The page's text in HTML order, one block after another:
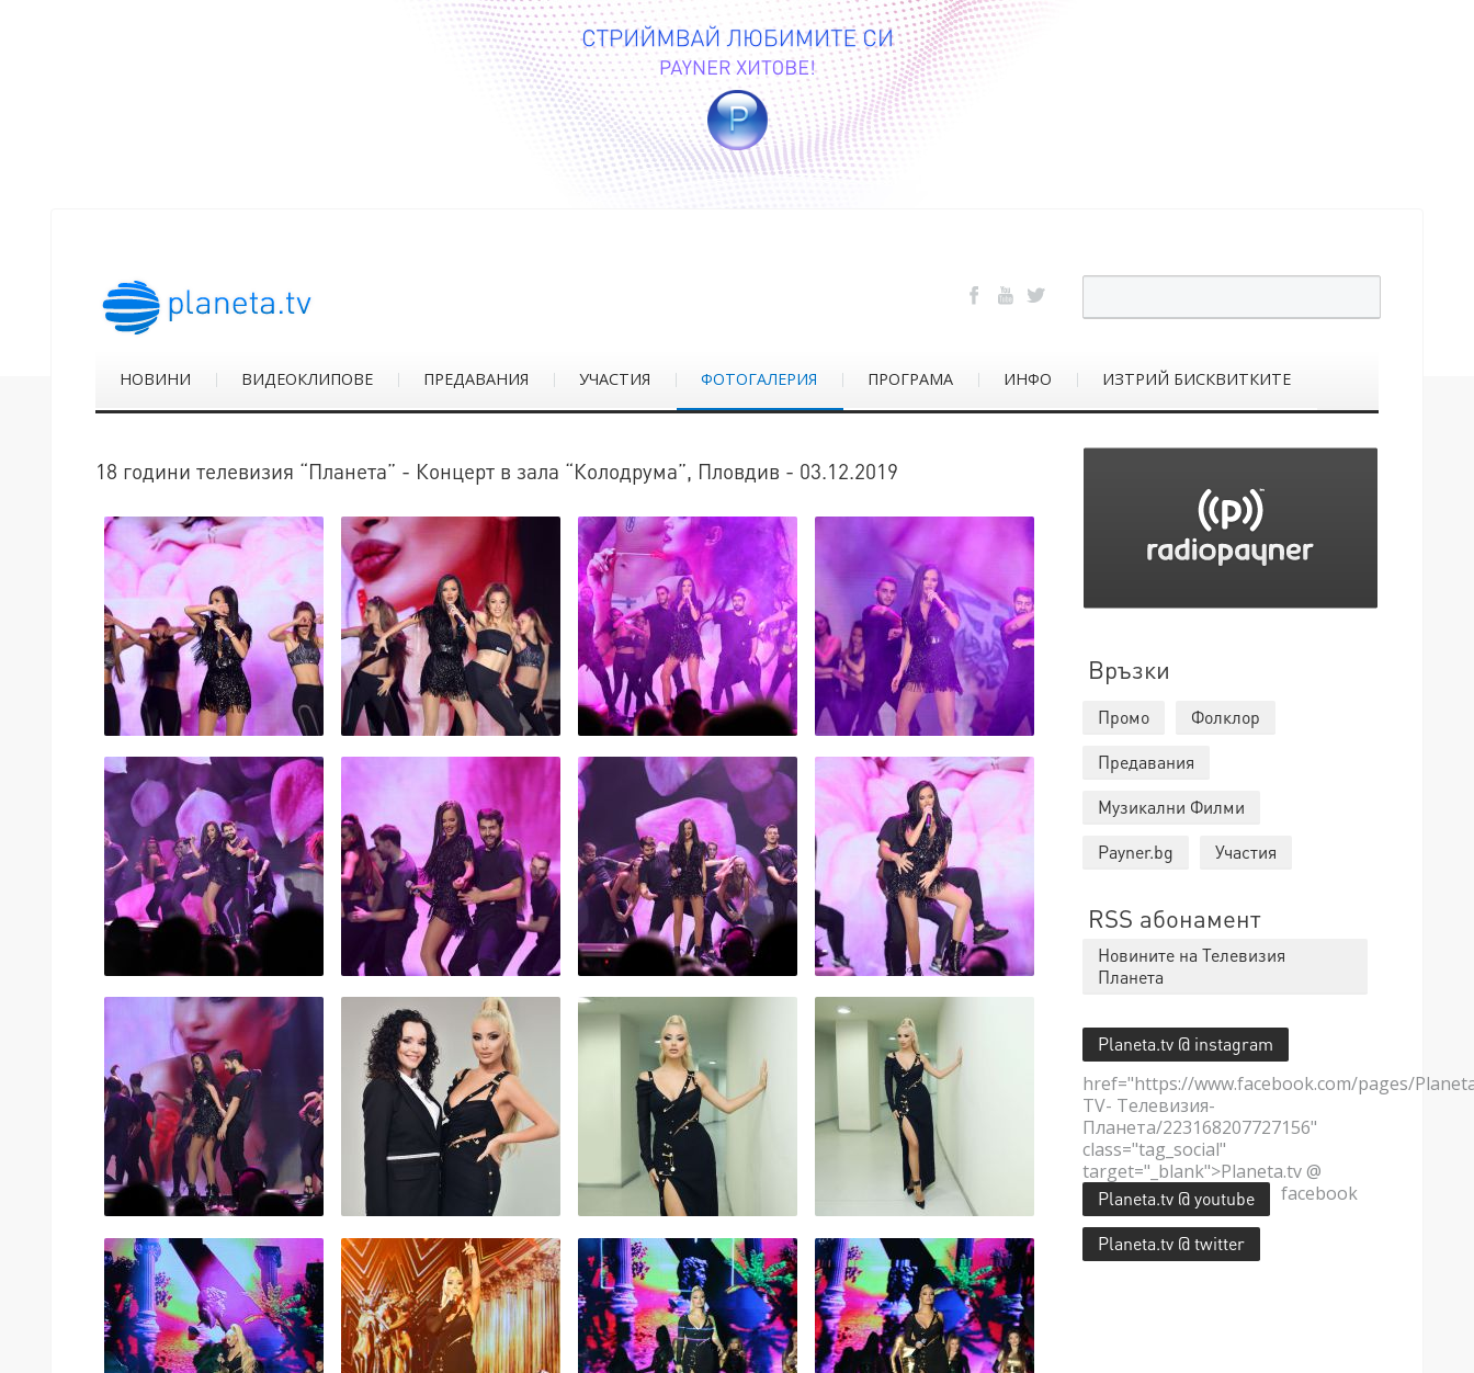
НОВИНИ ВИДЕОКЛИПОВЕ ПРЕДАВАНИЯ УЧАСТИЯ ФОТОГАЛЕРИЯ ПРОГРАМА ИНФО ИЗТРИЙ БИСКВИТКИТЕ
18 години телевизия “Планета” - Концерт в зала “Колодрума”, Пловдив - 03.12.2019
Връзки
Промо
Фолклор
Предавания
Музикални Филми
Payner.bg
Участия
RSS абонамент
Новините на Телевизия
Планета
Planeta.tv @ instagram
href="https://www.facebook.com/pages/
TV- Телевизия-
Планета/223168207727156"
class="tag_social"
target="_blank">Planeta.tv @
facebook
Planeta.tv @ youtube
Planeta.tv @ twitter